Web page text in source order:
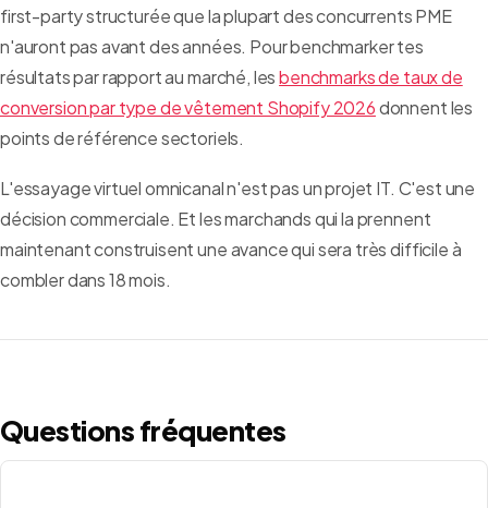
first-party structurée que la plupart des concurrents PME
n'auront pas avant des années. Pour benchmarker tes
résultats par rapport au marché, lesbenchmarks de taux de
conversion par type de vêtement Shopify 2026donnent les
points de référence sectoriels.
L'essayage virtuel omnicanal n'est pas un projet IT. C'est une
décision commerciale. Et les marchands qui la prennent
maintenant construisent une avance qui sera très difficile à
combler dans 18 mois.
Questions fréquentes